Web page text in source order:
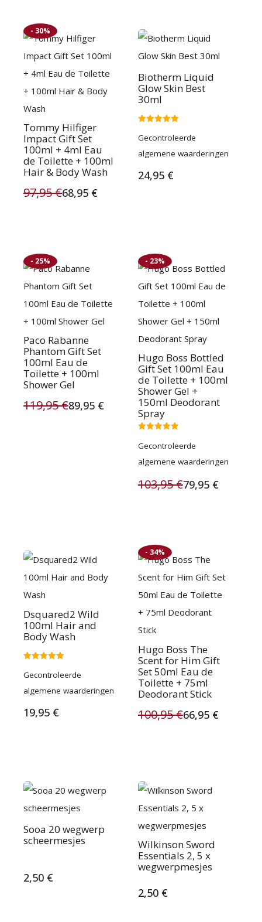
68,95 €.
44,95 €.
- 30%
Tommy Hilfiger
Impact Gift Set
100ml + 4ml Eau
de Toilette + 100ml
Hair & Body Wash
97,95€
Oorspronkelijke
97,95 €.
68,95 €
Huidige
68,95 €.
Biotherm Liquid
Glow Skin Best
30ml
5.00
Gecontroleerde
algemene waarderingen
24,95 €
- 25%
Paco Rabanne
Phantom Gift Set
100ml Eau de
Toilette + 100ml
Shower Gel
119,95€
Oorspronkelijke
89,95 €
Huidige
- 23%
Hugo Boss Bottled
Gift Set 100ml Eau
de Toilette + 100ml
Shower Gel +
150ml Deodorant
Spray
5.00
uit 5
Gecontroleerde
algemene waarderingen
103,95€
Oorspronkelijke
103,95 €.
79,95 €
Huidige
79,95 €.
Dsquared2 Wild
100ml Hair and
Body Wash
5.00
Gecontroleerde
algemene waarderingen
19,95 €
- 34%
Hugo Boss The
Scent for Him Gift
Set 50ml Eau de
Toilette + 75ml
Deodorant Stick
100,95€
Oorspronkelijke
100,95 €.
66,95 €
Huidige
66,95 €.
Sooa 20 wegwerp
scheermesjes
2,50 €
Wilkinson Sword
Essentials 2, 5 x
wegwerpmesjes
2,50 €